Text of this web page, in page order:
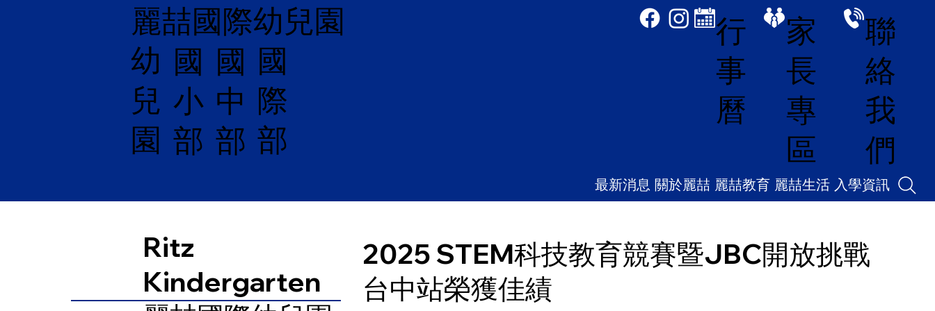
麗喆國際幼兒園
幼
兒
園
​國
小
部
國
中
部
國
際
部
行
事
曆
家
長
專
區
聯
絡
我
們
最新消息 關於麗喆 麗喆教育 麗喆生活 入學資訊
Ritz
Kindergarten
2025 STEM科技教育競賽暨JBC開放挑戰
台中站榮獲佳績